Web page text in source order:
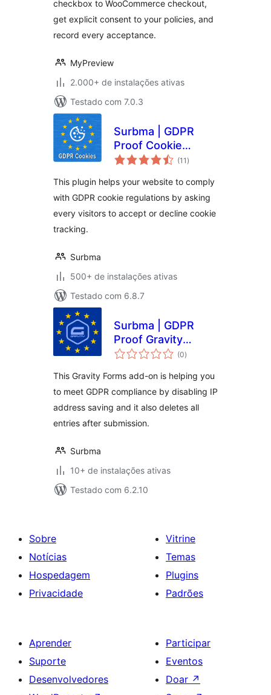
checkbox to WooCommerce checkout,
get explicit consent to your policies, and
record every acceptance.
MyPreview
2.000+ de instalações ativas
Testado com 7.0.3
Surbma | GDPR
Proof Cookie
Consent & Notice
(11 total
de
)
This plugin helps your website to comply
with GDPR cookie regulations by asking
every visitors to accept or decline cookie
tracking.
Surbma
500+ de instalações ativas
Testado com 6.8.7
Surbma | GDPR
Proof Gravity
Forms
(0total
de
)
This Gravity Forms add-on is helping you
to meet GDPR compliance by disabling IP
address saving and it also deletes all
entries after submission.
Surbma
10+ de instalações ativas
Testado com 6.2.10
Sobre
Notícias
Hospedagem
Privacidade
Vitrine
Temas
Plugins
Padrões
Aprender
Suporte
Desenvolvedores
Participar
Eventos
Doar ↗